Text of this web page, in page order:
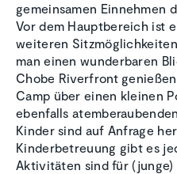
gemeinsamen Einnehmen
Vor dem Hauptbereich ist
weiteren
man einen wunderbaren
Chobe Riverfront
Camp über einen kleinen
ebenfalls
Kinder sind auf Anfrage
Kinderbetreuung gibt es
Aktivitäten sind für